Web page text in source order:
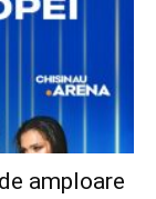
amploare